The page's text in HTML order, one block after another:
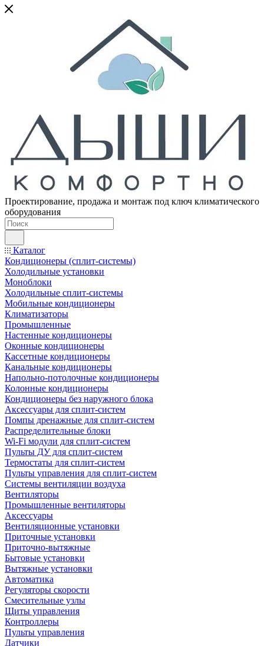
Проектирование, продажа и монтаж под ключ климатического
оборудования
Каталог
Кондиционеры (сплит-системы)
Холодильные установки
Моноблоки
Холодильные сплит-системы
Мобильные кондиционеры
Климатизаторы
Промышленные
Настенные кондиционеры
Оконные кондиционеры
Кассетные кондиционеры
Канальные кондиционеры
Напольно-потолочные кондиционеры
Колонные кондиционеры
Кондиционеры без наружного блока
Аксессуары для сплит-систем
Помпы дренажные для сплит-систем
Распределительные блоки
Wi-Fi модули для сплит-систем
Пульты ДУ для сплит-систем
Термостаты для сплит-систем
Пульты управления для сплит-систем
Системы вентиляции воздуха
Вентиляторы
Промышленные вентиляторы
Аксессуары
Вентиляционные установки
Приточные установки
Приточно-вытяжные
Бытовые установки
Вытяжные установки
Автоматика
Регуляторы скорости
Смесительные узлы
Щиты управления
Контроллеры
Пульты управления
Датчики